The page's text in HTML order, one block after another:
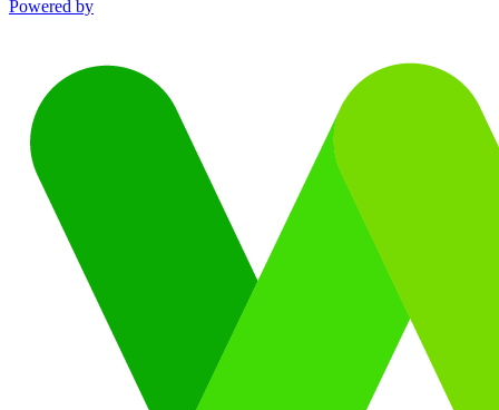
Powered by